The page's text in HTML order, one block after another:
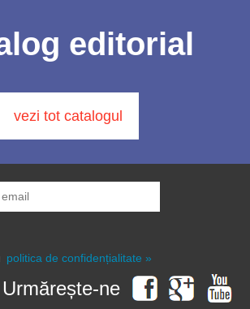
editorial
vezi tot catalogul
politica de confidențialitate »
Urmărește-ne